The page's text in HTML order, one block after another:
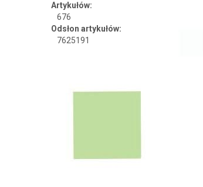
Artykułów:
676
Odsłon artykułów:
7625191